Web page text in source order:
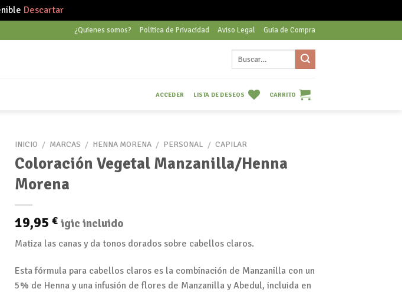
Descartar
¿Quienes somos? Politica de Privacidad Aviso Legal Guia de Compra
ACCEDER LISTA DE DESEOS CARRITO
INICIO / MARCAS / HENNA MORENA / PERSONAL / CAPILAR
Coloración Vegetal Manzanilla/Henna
Morena
19,95 € igic incluido
Matiza las canas y da tonos dorados sobre cabellos claros.
Esta fórmula para cabellos claros es la combinación de Manzanilla con un
5% de Henna y una infusión de flores de Manzanilla y Abedul, incluida en